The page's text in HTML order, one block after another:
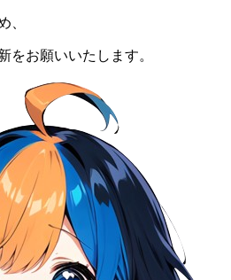
、
をお願いいたします。